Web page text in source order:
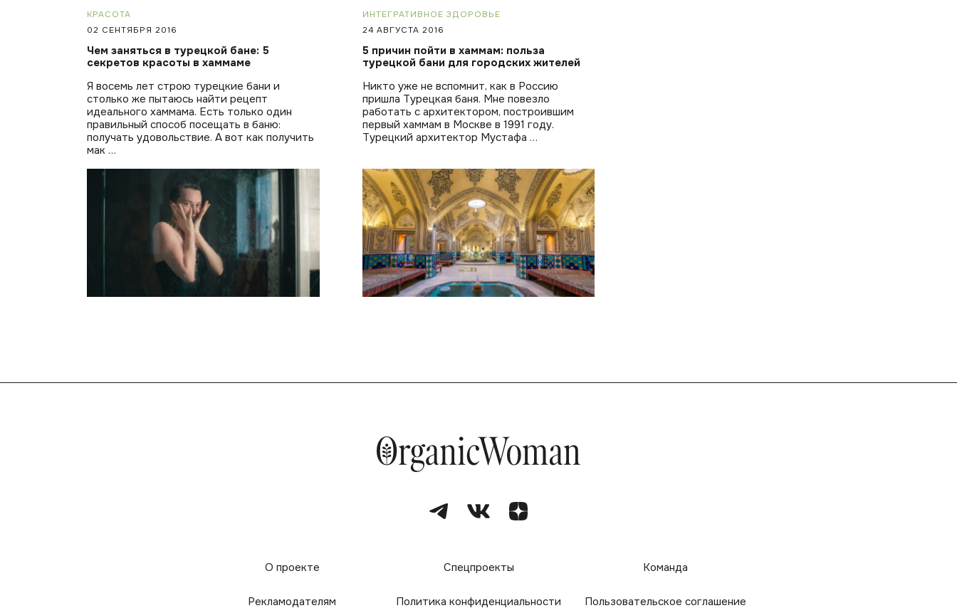
КРАСОТА
02 СЕНТЯБРЯ 2016
Чем заняться в турецкой бане: 5
секретов красоты в хаммаме
Я восемь лет строю турецкие бани и
столько же пытаюсь найти рецепт
идеального хаммама. Есть только один
правильный способ посещать в баню:
получать удовольствие. А вот как получить
мак …
ИНТЕГРАТИВНОЕ ЗДОРОВЬЕ
24 АВГУСТА 2016
5 причин пойти в хаммам: польза
турецкой бани для городских жителей
Никто уже не вспомнит, как в Россию
пришла Турецкая баня. Мне повезло
работать с архитектором, построившим
первый хаммам в Москве в 1991 году.
Турецкий архитектор Мустафа …
О проекте Спецпроекты Команда
Рекламодателям Политика конфиденциальности Пользовательское соглашение